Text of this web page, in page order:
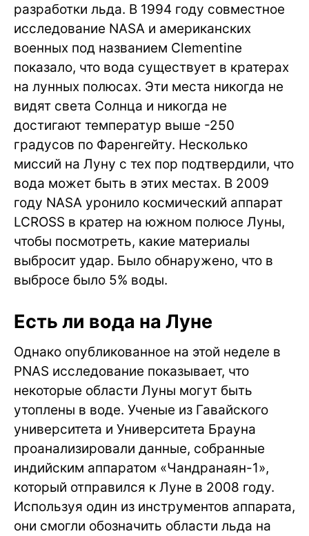
разработки льда. В 1994 году совместное
исследование NASA и американских
военных под названием Clementine
показало, что вода существует в кратерах
на лунных полюсах. Эти места никогда не
видят света Солнца и никогда не
достигают температур выше -250
градусов по Фаренгейту. Несколько
миссий на Луну с тех пор подтвердили, что
вода может быть в этих местах. В 2009
году NASA уронило космический аппарат
LCROSS в кратер на южном полюсе Луны,
чтобы посмотреть, какие материалы
выбросит удар. Было обнаружено, что в
выбросе было 5% воды.
Есть ли вода на Луне
Однако опубликованное на этой неделе в
PNAS исследование показывает, что
некоторые области Луны могут быть
утоплены в воде. Ученые из Гавайского
университета и Университета Брауна
проанализировали данные, собранные
индийским аппаратом «Чандранаян-1»,
который отправился к Луне в 2008 году.
Используя один из инструментов аппарата,
они смогли обозначить области льда на